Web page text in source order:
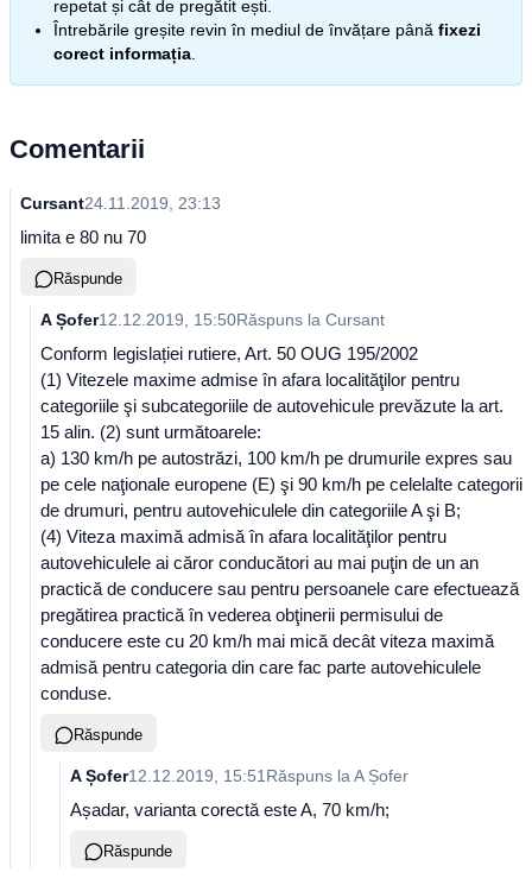
repetat și cât de pregătit ești.
Întrebările greșite revin în mediul de învățare până fixezi
corect informația
Comentarii
Cursant24.11.2019, 23:13
limita e 80 nu 70
Răspunde
A Șofer12.12.2019, 15:50Răspuns la Cursant
Conform legislației rutiere, Art. 50 OUG 195/2002
(1) Vitezele maxime admise în afara localităţilor pentru
categoriile şi subcategoriile de autovehicule prevăzute la art.
15 alin. (2) sunt următoarele:
a) 130 km/h pe autostrăzi, 100 km/h pe drumurile expres sau
pe cele naţionale europene (E) şi 90 km/h pe celelalte categorii
de drumuri, pentru autovehiculele din categoriile A şi B;
(4) Viteza maximă admisă în afara localităţilor pentru
autovehiculele ai căror conducători au mai puţin de un an
practică de conducere sau pentru persoanele care efectuează
pregătirea practică în vederea obţinerii permisului de
conducere este cu 20 km/h mai mică decât viteza maximă
admisă pentru categoria din care fac parte autovehiculele
conduse.
Răspunde
A Șofer12.12.2019, 15:51 Răspuns la A Șofer
Așadar, varianta corectă este A, 70 km/h;
Răspunde